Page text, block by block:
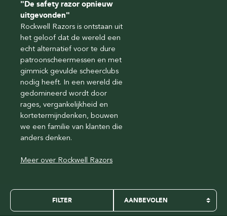
"De safety razor opnieuw
uitgevonden"
Rockwell Razors is ontstaan uit
het geloof dat de wereld een
echt alternatief voor te dure
patroonscheermessen en met
gimmick gevulde scheerclubs
nodig heeft. In een wereld die
gedomineerd wordt door
rages, vergankelijkheid en
kortetermijndenken, bouwen
we een familie van klanten die
anders denken.
Meer over Rockwell Razors
FILTER